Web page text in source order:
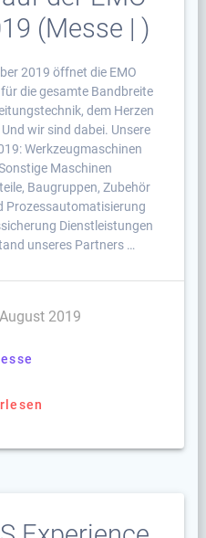
(Messe | )
2019 öffnet die EMO
die gesamte Bandbreite
dem Herzen
wir sind dabei. Unsere
Werkzeugmaschinen
Maschinen
Baugruppen, Zubehör
Prozessautomatisierung
Dienstleistungen
unseres Partners …
2019